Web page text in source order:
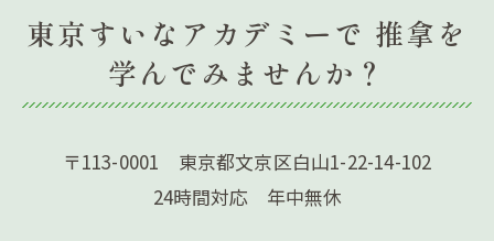
東京すいなアカデミーで 推拿を
学んでみませんか？
〒113-0001 東京都文京区白山1-22-14-102
24時間対応 年中無休